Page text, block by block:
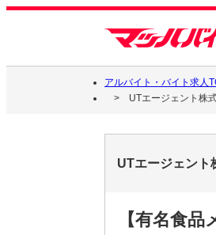
アルバイト・バイト求人
UTエージェント株
UTエージェン
【有名食